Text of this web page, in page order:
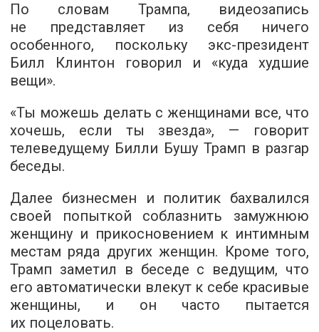
По словам Трампа, видеозапись
не представляет из себя ничего
особенного, поскольку экс-президент
Билл Клинтон говорил и «куда худшие
вещи».
«Ты можешь делать с женщинами все, что
хочешь, если ты звезда», — говорит
телеведущему Билли Бушу Трамп в разгар
беседы.
Далее бизнесмен и политик бахвалился
своей попыткой соблазнить замужнюю
женщину и прикосновением к интимным
местам ряда других женщин. Кроме того,
Трамп заметил в беседе с ведущим, что
его автоматически влекут к себе красивые
женщины, и он часто пытается
их поцеловать.